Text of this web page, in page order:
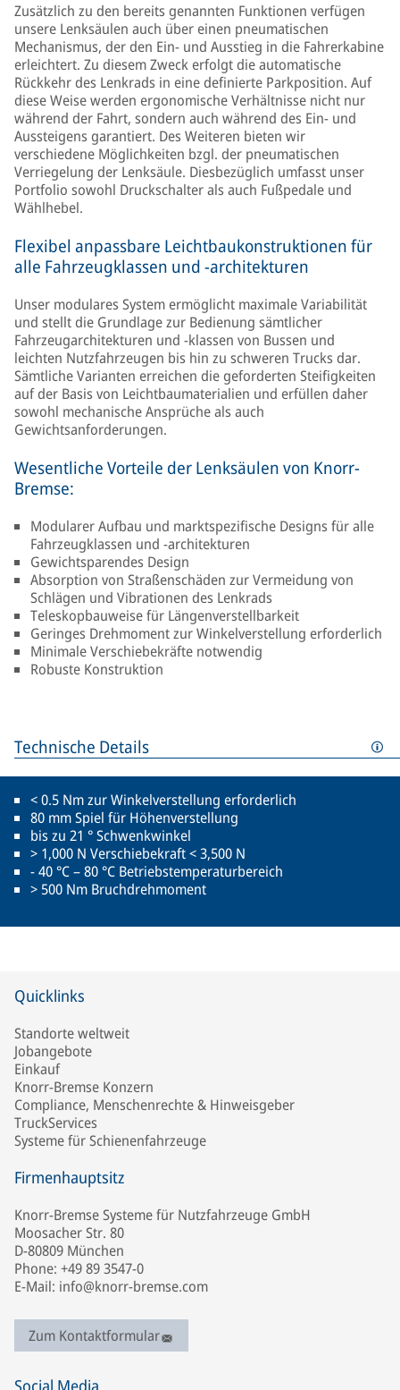
Zusätzlich zu den bereits genannten Funktionen verfügen
unsere Lenksäulen auch über einen pneumatischen
Mechanismus, der den Ein- und Ausstieg in die Fahrerkabine
erleichtert. Zu diesem Zweck erfolgt die automatische
Rückkehr des Lenkrads in eine definierte Parkposition. Auf
diese Weise werden ergonomische Verhältnisse nicht nur
während der Fahrt, sondern auch während des Ein- und
Aussteigens garantiert. Des Weiteren bieten wir
verschiedene Möglichkeiten bzgl. der pneumatischen
Verriegelung der Lenksäule. Diesbezüglich umfasst unser
Portfolio sowohl Druckschalter als auch Fußpedale und
Wählhebel.
Flexibel anpassbare Leichtbaukonstruktionen für
alle Fahrzeugklassen und -architekturen
Unser modulares System ermöglicht maximale Variabilität
und stellt die Grundlage zur Bedienung sämtlicher
Fahrzeugarchitekturen und -klassen von Bussen und
leichten Nutzfahrzeugen bis hin zu schweren Trucks dar.
Sämtliche Varianten erreichen die geforderten Steifigkeiten
auf der Basis von Leichtbaumaterialien und erfüllen daher
sowohl mechanische Ansprüche als auch
Gewichtsanforderungen.
Wesentliche Vorteile der Lenksäulen von Knorr-
Bremse:
Modularer Aufbau und marktspezifische Designs für alle
Fahrzeugklassen und -architekturen
Gewichtsparendes Design
Absorption von Straßenschäden zur Vermeidung von
Schlägen und Vibrationen des Lenkrads
Teleskopbauweise für Längenverstellbarkeit
Geringes Drehmoment zur Winkelverstellung erforderlich
Minimale Verschiebekräfte notwendig
Robuste Konstruktion
Technische Details
< 0.5 Nm zur Winkelverstellung erforderlich
80 mm Spiel für Höhenverstellung
bis zu 21 ° Schwenkwinkel
> 1,000 N Verschiebekraft < 3,500 N
- 40 °C – 80 °C Betriebstemperaturbereich
> 500 Nm Bruchdrehmoment
Quicklinks
Standorte weltweit
Jobangebote
Einkauf
Knorr-Bremse Konzern
Compliance, Menschenrechte & Hinweisgeber
TruckServices
Systeme für Schienenfahrzeuge
Firmenhauptsitz
Knorr-Bremse Systeme für Nutzfahrzeuge GmbH
Moosacher Str. 80
D-80809 München
Phone: +49 89 3547-0
E-Mail: info@knorr-bremse.com
Zum Kontaktformular
Social Media